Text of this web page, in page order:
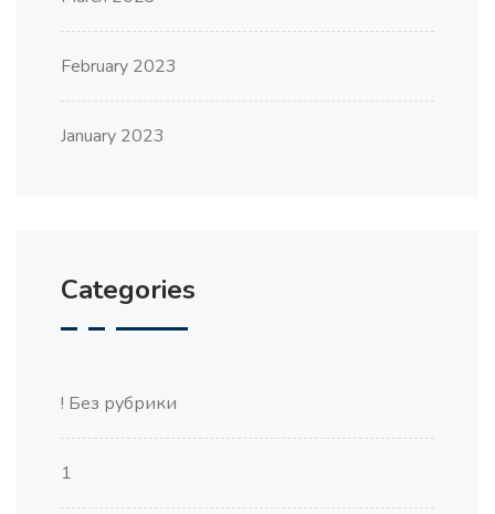
February 2023
January 2023
Categories
! Без рубрики
1